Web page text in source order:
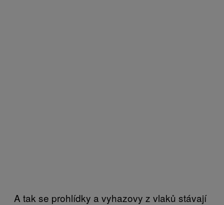
A tak se prohlídky a vyhazovy z vlaků stávají